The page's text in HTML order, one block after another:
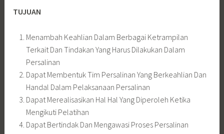
TUJUAN
Menambah Keahlian Dalam Berbagai Ketrampilan
Terkait Dan Tindakan Yang Harus Dilakukan Dalam
Persalinan
Dapat Membentuk Tim Persalinan Yang Berkeahlian Dan
Handal Dalam Pelaksanaan Persalinan
Dapat Merealisasikan Hal Hal Yang Diperoleh Ketika
Mengikuti Pelatihan
Dapat Bertindak Dan Mengawasi Proses Persalinan